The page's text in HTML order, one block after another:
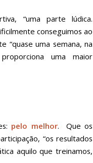
“uma parte lúdica.
conseguimos ao
“quase uma semana, na
uma maior
pelo melhor. Que os
“os resultados
aquilo que treinamos,